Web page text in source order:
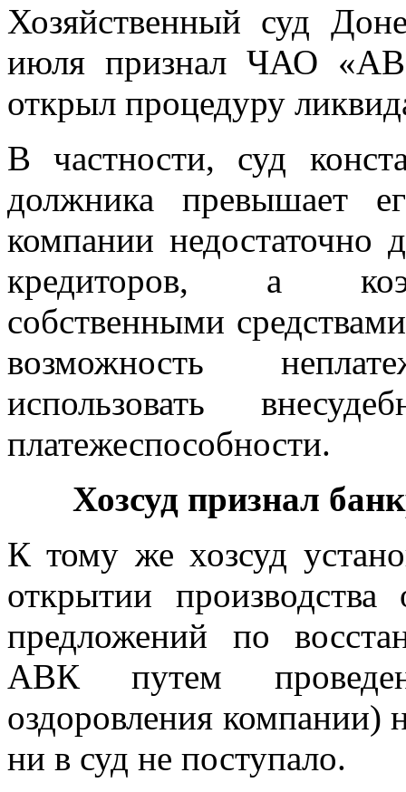
Хозяйственный суд
июля признал ЧАО
открыл процедуру
В частности, суд
должника превышает
компании недостаточно
кредиторов, а
собственными
возможность
использовать
платежеспособности.
Хозсуд признал
К тому же хозсуд
открытии производства
предложений по
АВК путем
оздоровления компании)
ни в суд не поступало.